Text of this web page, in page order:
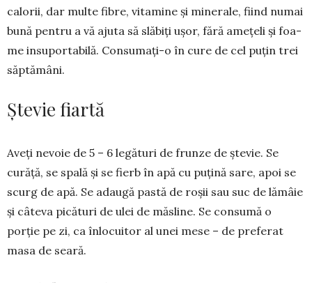
calorii, dar multe fibre, vitamine și minerale, fiind numai
bună pentru a vă ajuta să slăbiți ușor, fără amețeli și foa­
me insuportabilă. Consu­ma­ți-o în cure de cel puțin trei
săp­tămâni.
Ștevie fiartă
Aveți nevoie de 5 – 6 legături de frunze de ștevie. Se
curăță, se spală și se fierb în apă cu puțină sare, apoi se
scurg de apă. Se adaugă pastă de ro­șii sau suc de lămâie
și câteva pică­turi de ulei de măsline. Se consumă o
porție pe zi, ca înlocuitor al unei mese – de preferat
masa de seară.